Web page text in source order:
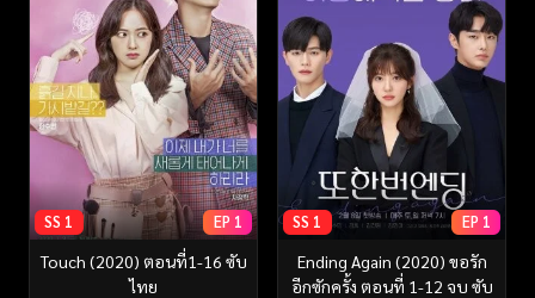
SS 1 EP 1
Touch (2020) ตอนที่1-16 ซับ
ไทย
SS 1 EP 1
Ending Again (2020) ขอรัก
อีกซักครั้ง ตอนที่ 1-12 จบ ซับ